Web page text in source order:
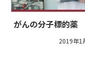
がんの分子標的薬
2019年1